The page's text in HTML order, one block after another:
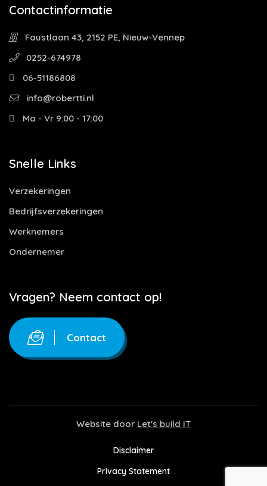
Contactinformatie
Faustlaan 43, 2152 PE, Nieuw-Vennep
0252-674978
06-51186808
info@robertti.nl
Ma - Vr 9:00 - 17:00
Snelle Links
Verzekeringen
Bedrijfsverzekeringen
Werknemers
Ondernemer
Vragen? Neem contact op!
Contact
Website door Let's build IT
Disclaimer
Privacy Statement